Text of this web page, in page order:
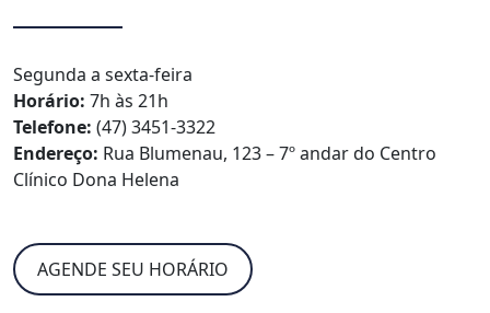
Segunda a sexta-feira
Horário: 7h às 21h
Telefone: (47) 3451-3322
Endereço: Rua Blumenau, 123 – 7º andar do Centro
Clínico Dona Helena
AGENDE SEU HORÁRIO